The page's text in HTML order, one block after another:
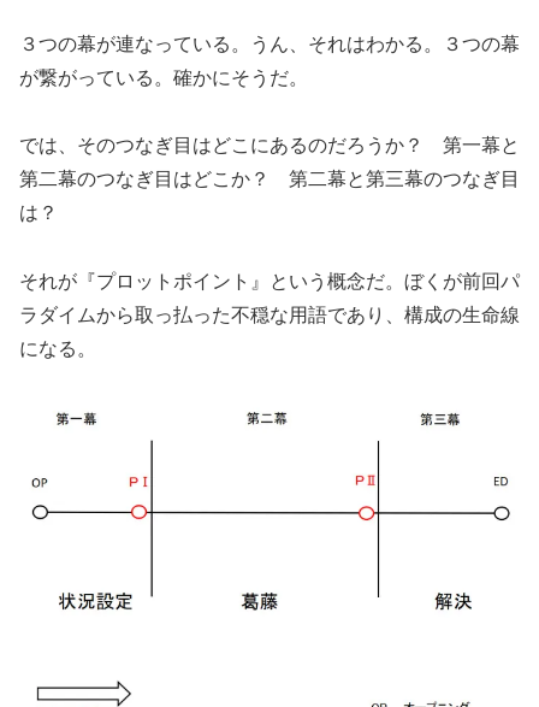
３つの幕が連なっている。うん、それはわかる。３つの幕
が繋がっている。確かにそうだ。
では、そのつなぎ目はどこにあるのだろうか？ 第一幕と
第二幕のつなぎ目はどこか？ 第二幕と第三幕のつなぎ目
は？
それが『プロットポイント』という概念だ。ぼくが前回パ
ラダイムから取っ払った不穏な用語であり、構成の生命線
になる。